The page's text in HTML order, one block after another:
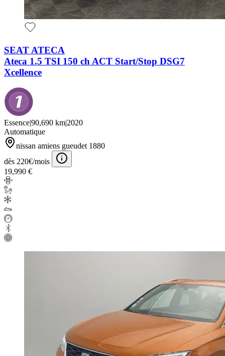
SEAT ATECA
Ateca 1.5 TSI 150 ch ACT Start/Stop DSG7
Xcellence
Essence|90,690 km|2020
Automatique
nissan amiens gueudet 1880
dès 220€/mois
19,990 €